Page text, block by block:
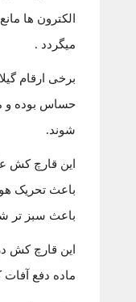
الکترون ها
می‏گردد .
برخی ارقام
حساس بوده و
شوند.
این قارچ کش
باعث تحریک
باعث سبز تر
این قارچ کش
ماده دفع